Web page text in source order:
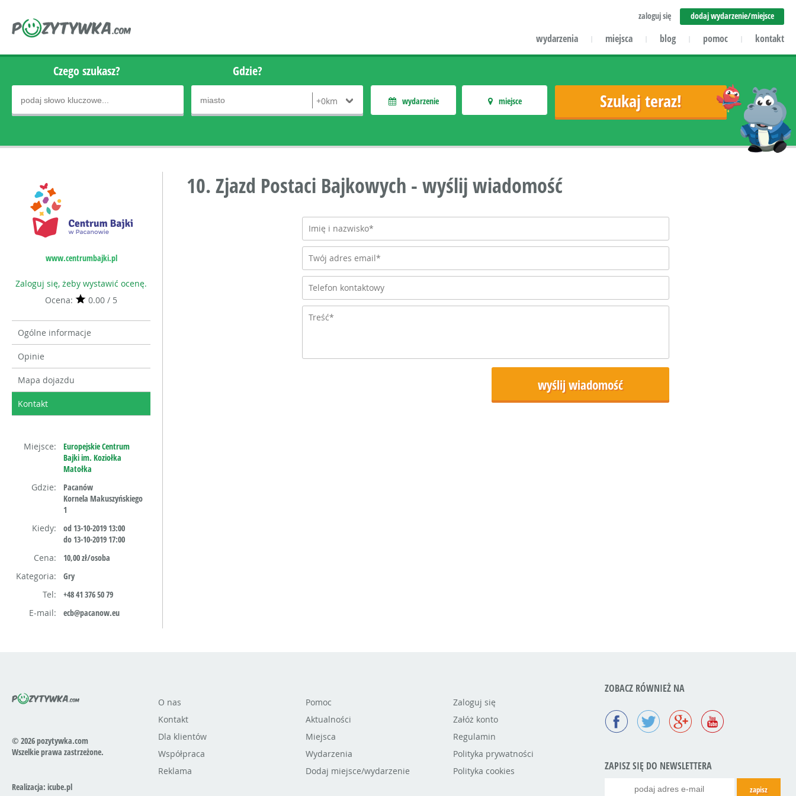
zaloguj się dodaj wydarzenie/miejsce
wydarzenia | miejsca | blog | pomoc | kontakt
Czego szukasz? Gdzie?
wydarzenie miejsce
www.centrumbajki.pl
Zaloguj się, żeby wystawić ocenę.
Ocena:
0.00 / 5
Ogólne informacje
Opinie
Mapa dojazdu
Kontakt
Miejsce:
Europejskie Centrum
Bajki im. Koziołka
Matołka
Gdzie:
Pacanów
Kornela Makuszyńskiego
1
Kiedy:
od 13-10-2019 13:00
do 13-10-2019 17:00
Cena:
10,00 zł/osoba
Kategoria:
Gry
Tel:
+48 41 376 50 79
E-mail:
ecb@pacanow.eu
10. Zjazd Postaci Bajkowych - wyślij wiadomość
© 2026 pozytywka.com
Wszelkie prawa zastrzeżone.
Realizacja: icube.pl
O nas
Kontakt
Dla klientów
Współpraca
Reklama
Pomoc
Aktualności
Miejsca
Wydarzenia
Dodaj miejsce/wydarzenie
Zaloguj się
Załóż konto
Regulamin
Polityka prywatności
Polityka cookies
ZOBACZ RÓWNIEŻ NA
ZAPISZ SIĘ DO NEWSLETTERA